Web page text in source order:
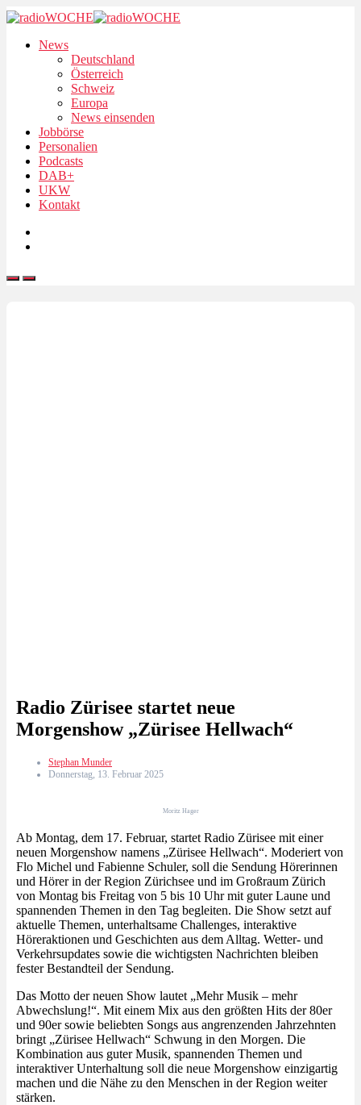
News
Deutschland
Österreich
Schweiz
Europa
News einsenden
Jobbörse
Personalien
Podcasts
DAB+
UKW
Kontakt
Radio Zürisee startet neue
Morgenshow „Zürisee Hellwach“
Stephan Munder
Donnerstag, 13. Februar 2025
Moritz Hager
Ab Montag, dem 17. Februar, startet Radio Zürisee mit einer
neuen Morgenshow namens „Zürisee Hellwach“. Moderiert von
Flo Michel und Fabienne Schuler, soll die Sendung Hörerinnen
und Hörer in der Region Zürichsee und im Großraum Zürich
von Montag bis Freitag von 5 bis 10 Uhr mit guter Laune und
spannenden Themen in den Tag begleiten. Die Show setzt auf
aktuelle Themen, unterhaltsame Challenges, interaktive
Höreraktionen und Geschichten aus dem Alltag. Wetter- und
Verkehrsupdates sowie die wichtigsten Nachrichten bleiben
fester Bestandteil der Sendung.
Das Motto der neuen Show lautet „Mehr Musik – mehr
Abwechslung!“. Mit einem Mix aus den größten Hits der 80er
und 90er sowie beliebten Songs aus angrenzenden Jahrzehnten
bringt „Zürisee Hellwach“ Schwung in den Morgen. Die
Kombination aus guter Musik, spannenden Themen und
interaktiver Unterhaltung soll die neue Morgenshow einzigartig
machen und die Nähe zu den Menschen in der Region weiter
stärken.